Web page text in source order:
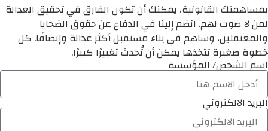
بمساهمتك القانونية، يمكنك أن تكون الفارق في تحقيق العدالة
لمن لا صوت لهم. انضم إلينا في الدفاع عن حقوق الضحايا
والمعتقلين، وساهم في بناء مستقبل أكثر عدالة وإنصافًا. كل
خطوة صغيرة تتخذها يمكن أن تُحدث تغييرًا كبيرًا.
اسم الشخص/ المؤسسة
البريد الالكتروني